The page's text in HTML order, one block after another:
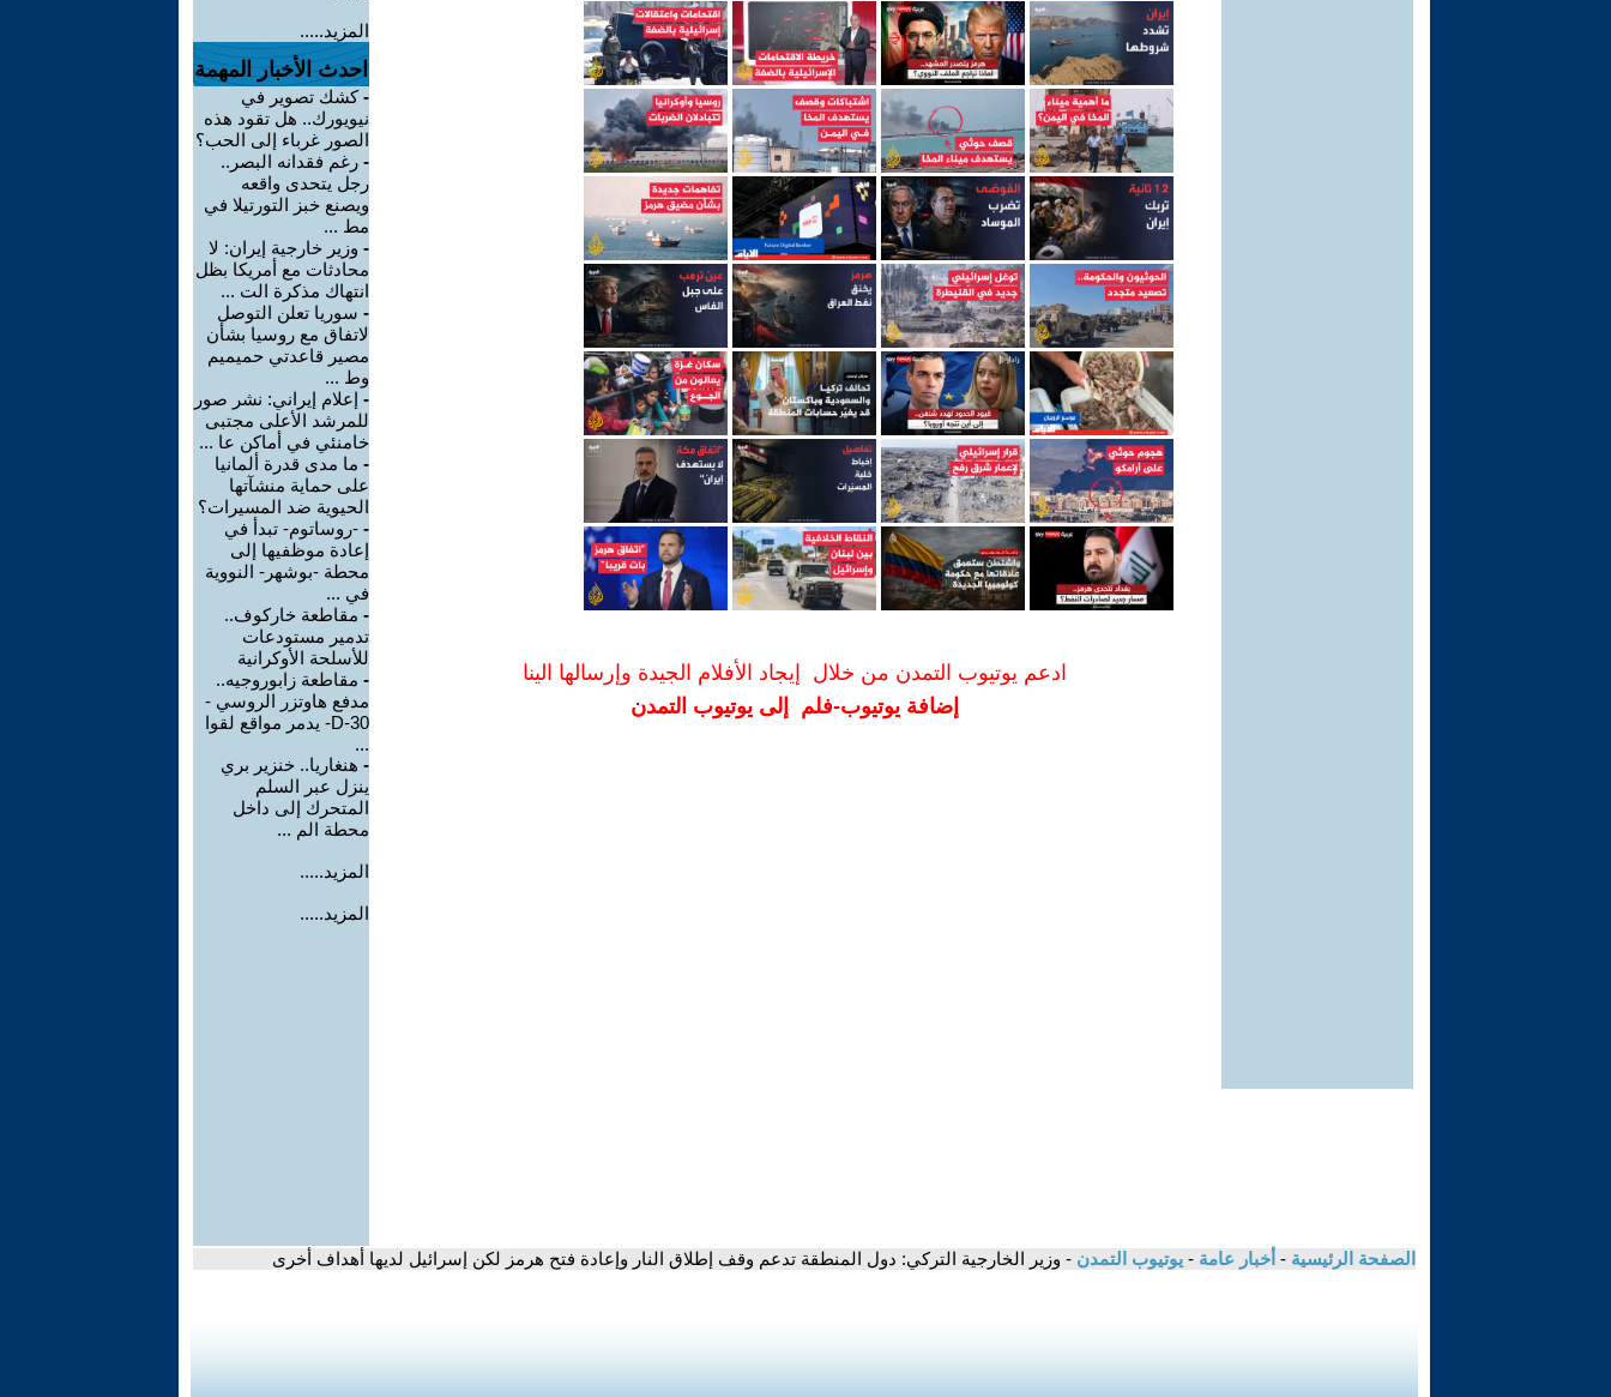
ادعم يوتيوب التمدن من خلال إيجاد الأفلام الجيدة وإرسالها الينا
إضافة يوتيوب-فلم إلى يوتيوب التمدن
المزيد.....
احدث الأخبار المهمة
-كشك تصوير في
نيويورك.. هل تقود هذه
الصور غرباء إلى الحب؟
- رغم فقدانه البصر..
رجل يتحدى واقعه
ويصنع خبز التورتيلا في
مط ...
- وزير خارجية إيران: لا
محادثات مع أمريكا بظل
انتهاك مذكرة الت ...
- سوريا تعلن التوصل
لاتفاق مع روسيا بشأن
مصير قاعدتي حميميم
وط ...
- إعلام إيراني: نشر صور
للمرشد الأعلى مجتبى
خامنئي في أماكن عا ...
- ما مدى قدرة ألمانيا
على حماية منشآتها
الحيوية ضد المسيرات؟
- -روساتوم- تبدأ في
إعادة موظفيها إلى
محطة -بوشهر- النووية
في ...
- مقاطعة خاركوف..
تدمير مستودعات
للأسلحة الأوكرانية
- مقاطعة زابوروجيه..
مدفع هاوتزر الروسي -
D-30- يدمر مواقع لقوا
...
- هنغاريا.. خنزير بري
ينزل عبر السلم
المتحرك إلى داخل
محطة الم ...
المزيد.....
المزيد.....
الصفحة الرئيسية - أخبار عامة - يوتيوب التمدن - وزير الخارجية التركي: دول المنطقة تدعم وقف إطلاق النار وإعادة فتح هرمز لكن إسرائيل لديها أهداف أخرى